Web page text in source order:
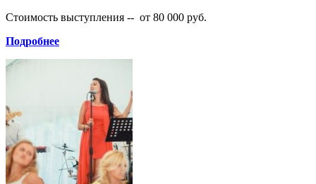
Стоимость выступления -- от 80 000 руб.
Подробнее